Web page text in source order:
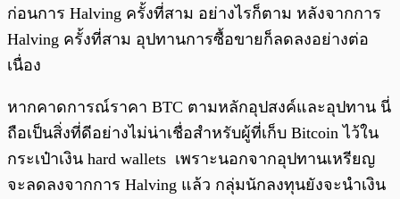
ก่อนการ Halving ครั้งที่สาม อย่างไรก็ตาม หลังจากการ
Halving ครั้งที่สาม อุปทานการซื้อขายก็ลดลงอย่างต่อ
เนื่อง
หากคาดการณ์ราคา BTC ตามหลักอุปสงค์และอุปทาน นี่
ถือเป็นสิ่งที่ดีอย่างไม่น่าเชื่อสำหรับผู้ที่เก็บ Bitcoin ไว้ใน
กระเป๋าเงิน hard wallets เพราะนอกจากอุปทานเหรียญ
จะลดลงจากการ Halving แล้ว กลุ่มนักลงทุนยังจะนำเงิน